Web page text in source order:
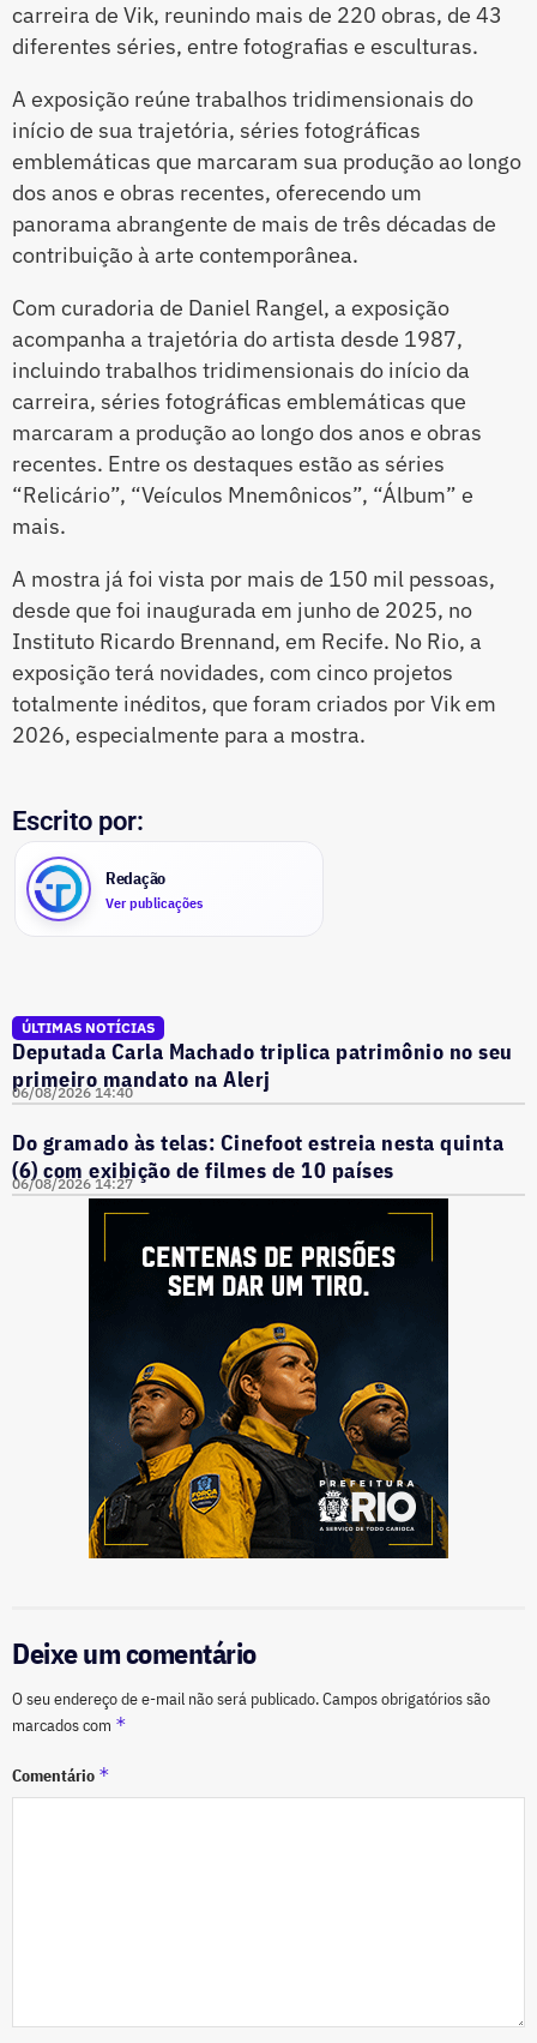
carreira de Vik, reunindo mais de 220 obras, de 43
diferentes séries, entre fotografias e esculturas.
A exposição reúne trabalhos tridimensionais do
início de sua trajetória, séries fotográficas
emblemáticas que marcaram sua produção ao longo
dos anos e obras recentes, oferecendo um
panorama abrangente de mais de três décadas de
contribuição à arte contemporânea.
Com curadoria de Daniel Rangel, a exposição
acompanha a trajetória do artista desde 1987,
incluindo trabalhos tridimensionais do início da
carreira, séries fotográficas emblemáticas que
marcaram a produção ao longo dos anos e obras
recentes. Entre os destaques estão as séries
“Relicário”, “Veículos Mnemônicos”, “Álbum” e
mais.
A mostra já foi vista por mais de 150 mil pessoas,
desde que foi inaugurada em junho de 2025, no
Instituto Ricardo Brennand, em Recife. No Rio, a
exposição terá novidades, com cinco projetos
totalmente inéditos, que foram criados por Vik em
2026, especialmente para a mostra.
Escrito por:
Redação
Ver publicações
ÚLTIMAS NOTÍCIAS
Deputada Carla Machado triplica patrimônio no seu
primeiro mandato na Alerj
06/08/2026 14:40
Do gramado às telas: Cinefoot estreia nesta quinta
(6) com exibição de filmes de 10 países
06/08/2026 14:27
Deixe um comentário
O seu endereço de e-mail não será publicado.Campos obrigatórios são
marcados com *
Comentário *